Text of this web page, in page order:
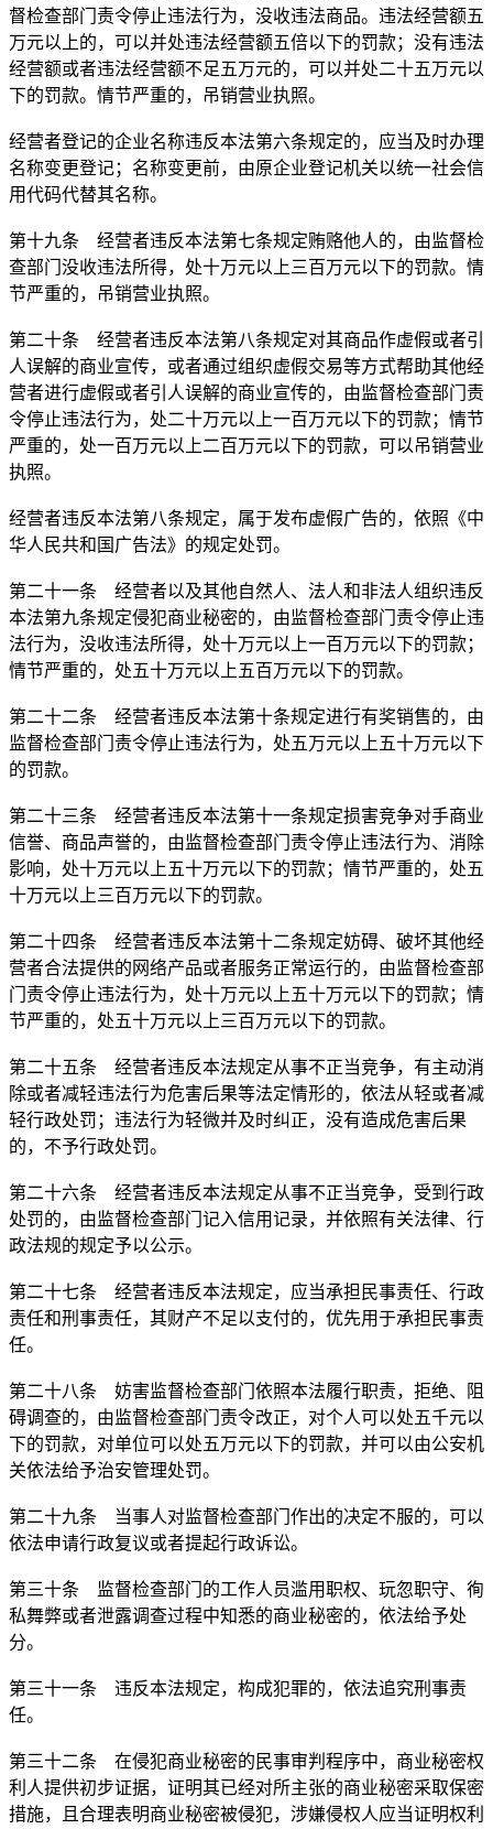
督检查部门责令停止违法行为，没收违法商品。违法经营额五
万元以上的，可以并处违法经营额五倍以下的罚款；没有违法
经营额或者违法经营额不足五万元的，可以并处二十五万元以
下的罚款。情节严重的，吊销营业执照。
经营者登记的企业名称违反本法第六条规定的，应当及时办理
名称变更登记；名称变更前，由原企业登记机关以统一社会信
用代码代替其名称。
第十九条 经营者违反本法第七条规定贿赂他人的，由监督检
查部门没收违法所得，处十万元以上三百万元以下的罚款。情
节严重的，吊销营业执照。
第二十条 经营者违反本法第八条规定对其商品作虚假或者引
人误解的商业宣传，或者通过组织虚假交易等方式帮助其他经
营者进行虚假或者引人误解的商业宣传的，由监督检查部门责
令停止违法行为，处二十万元以上一百万元以下的罚款；情节
严重的，处一百万元以上二百万元以下的罚款，可以吊销营业
执照。
经营者违反本法第八条规定，属于发布虚假广告的，依照《中
华人民共和国广告法》的规定处罚。
第二十一条 经营者以及其他自然人、法人和非法人组织违反
本法第九条规定侵犯商业秘密的，由监督检查部门责令停止违
法行为，没收违法所得，处十万元以上一百万元以下的罚款；
情节严重的，处五十万元以上五百万元以下的罚款。
第二十二条 经营者违反本法第十条规定进行有奖销售的，由
监督检查部门责令停止违法行为，处五万元以上五十万元以下
的罚款。
第二十三条 经营者违反本法第十一条规定损害竞争对手商业
信誉、商品声誉的，由监督检查部门责令停止违法行为、消除
影响，处十万元以上五十万元以下的罚款；情节严重的，处五
十万元以上三百万元以下的罚款。
第二十四条 经营者违反本法第十二条规定妨碍、破坏其他经
营者合法提供的网络产品或者服务正常运行的，由监督检查部
门责令停止违法行为，处十万元以上五十万元以下的罚款；情
节严重的，处五十万元以上三百万元以下的罚款。
第二十五条 经营者违反本法规定从事不正当竞争，有主动消
除或者减轻违法行为危害后果等法定情形的，依法从轻或者减
轻行政处罚；违法行为轻微并及时纠正，没有造成危害后果
的，不予行政处罚。
第二十六条 经营者违反本法规定从事不正当竞争，受到行政
处罚的，由监督检查部门记入信用记录，并依照有关法律、行
政法规的规定予以公示。
第二十七条 经营者违反本法规定，应当承担民事责任、行政
责任和刑事责任，其财产不足以支付的，优先用于承担民事责
任。
第二十八条 妨害监督检查部门依照本法履行职责，拒绝、阻
碍调查的，由监督检查部门责令改正，对个人可以处五千元以
下的罚款，对单位可以处五万元以下的罚款，并可以由公安机
关依法给予治安管理处罚。
第二十九条 当事人对监督检查部门作出的决定不服的，可以
依法申请行政复议或者提起行政诉讼。
第三十条 监督检查部门的工作人员滥用职权、玩忽职守、徇
私舞弊或者泄露调查过程中知悉的商业秘密的，依法给予处
分。
第三十一条 违反本法规定，构成犯罪的，依法追究刑事责
任。
第三十二条 在侵犯商业秘密的民事审判程序中，商业秘密权
利人提供初步证据，证明其已经对所主张的商业秘密采取保密
措施，且合理表明商业秘密被侵犯，涉嫌侵权人应当证明权利